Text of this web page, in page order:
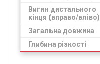
Вигин дистального
кінця (вправо/вліво)
Загальна довжина
Глибина різкості